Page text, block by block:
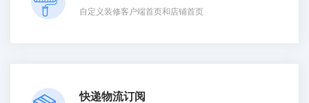
自定义装修客户端首页和店铺首页
快递物流订阅